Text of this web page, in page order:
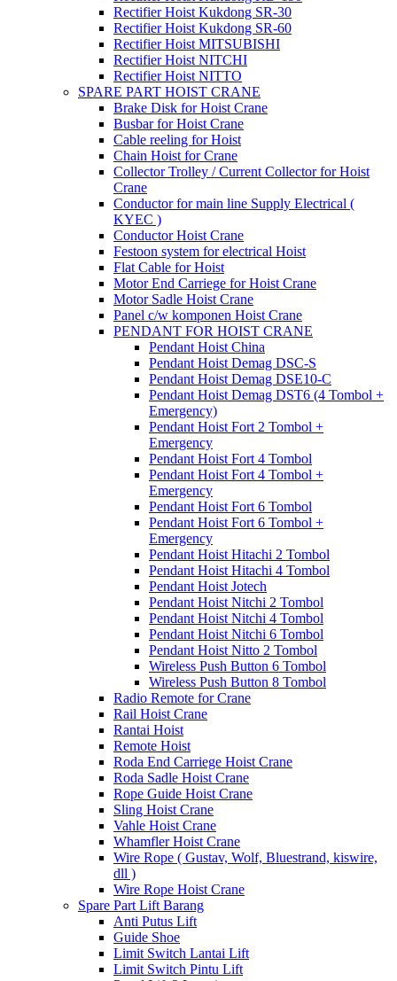
Rectifier Hoist Kukdong SR-30
Rectifier Hoist Kukdong SR-60
Rectifier Hoist MITSUBISHI
Rectifier Hoist NITCHI
Rectifier Hoist NITTO
SPARE PART HOIST CRANE
Brake Disk for Hoist Crane
Busbar for Hoist Crane
Cable reeling for Hoist
Chain Hoist for Crane
Collector Trolley / Current Collector for Hoist
Crane
Conductor for main line Supply Electrical (
KYEC )
Conductor Hoist Crane
Festoon system for electrical Hoist
Flat Cable for Hoist
Motor End Carriege for Hoist Crane
Motor Sadle Hoist Crane
Panel c/w komponen Hoist Crane
PENDANT FOR HOIST CRANE
Pendant Hoist China
Pendant Hoist Demag DSC-S
Pendant Hoist Demag DSE10-C
Pendant Hoist Demag DST6 (4 Tombol +
Emergency)
Pendant Hoist Fort 2 Tombol +
Emergency
Pendant Hoist Fort 4 Tombol
Pendant Hoist Fort 4 Tombol +
Emergency
Pendant Hoist Fort 6 Tombol
Pendant Hoist Fort 6 Tombol +
Emergency
Pendant Hoist Hitachi 2 Tombol
Pendant Hoist Hitachi 4 Tombol
Pendant Hoist Jotech
Pendant Hoist Nitchi 2 Tombol
Pendant Hoist Nitchi 4 Tombol
Pendant Hoist Nitchi 6 Tombol
Pendant Hoist Nitto 2 Tombol
Wireless Push Button 6 Tombol
Wireless Push Button 8 Tombol
Radio Remote for Crane
Rail Hoist Crane
Rantai Hoist
Remote Hoist
Roda End Carriege Hoist Crane
Roda Sadle Hoist Crane
Rope Guide Hoist Crane
Sling Hoist Crane
Vahle Hoist Crane
Whamfler Hoist Crane
Wire Rope ( Gustav, Wolf, Bluestrand, kiswire,
dll )
Wire Rope Hoist Crane
Spare Part Lift Barang
Anti Putus Lift
Guide Shoe
Limit Switch Lantai Lift
Limit Switch Pintu Lift